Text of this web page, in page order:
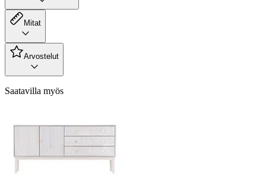
Mitat
Arvostelut
Saatavilla myös